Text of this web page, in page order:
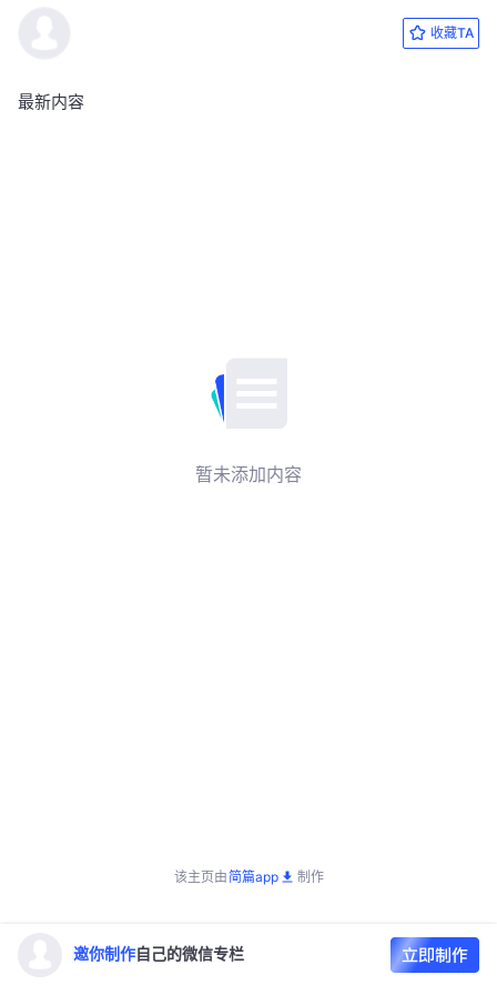
收藏TA
最新内容
暂未添加内容
该主页由简篇app 制作
邀你制作 自己的微信专栏